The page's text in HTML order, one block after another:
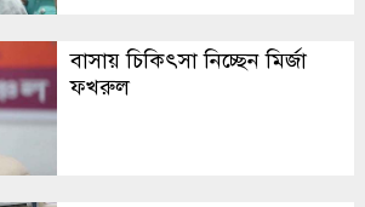
বাসায় চিকিৎসা নিচ্ছেন মির্জা
ফখরুল